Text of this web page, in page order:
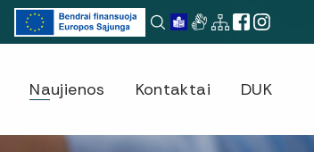
Naujienos Kontaktai DUK